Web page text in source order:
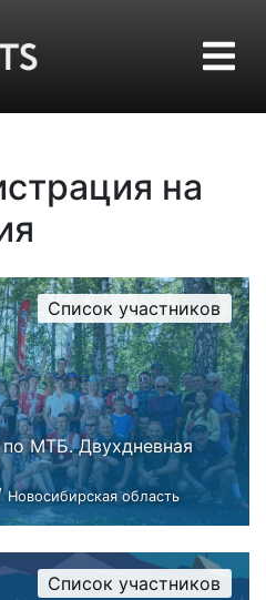
на
МТБ. Двухдневная
Новосибирская область
Список участников
Список участников